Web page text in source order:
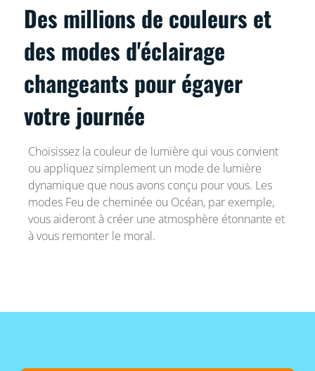
Des millions de couleurs et
des modes d'éclairage
changeants pour égayer
votre journée
Choisissez la couleur de lumière qui vous convient
ou appliquez simplement un mode de lumière
dynamique que nous avons conçu pour vous. Les
modes Feu de cheminée ou Océan, par exemple,
vous aideront à créer une atmosphère étonnante et
à vous remonter le moral.